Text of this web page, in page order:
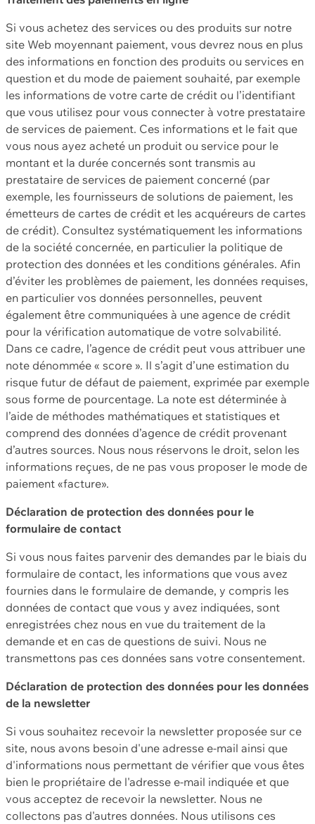
Si vous achetez des services ou des produits sur notre
site Web moyennant paiement, vous devrez nous en plus
des informations en fonction des produits ou services en
question et du mode de paiement souhaité, par exemple
les informations de votre carte de crédit ou l’identifiant
que vous utilisez pour vous connecter à votre prestataire
de services de paiement. Ces informations et le fait que
vous nous ayez acheté un produit ou service pour le
montant et la durée concernés sont transmis au
prestataire de services de paiement concerné (par
exemple, les fournisseurs de solutions de paiement, les
émetteurs de cartes de crédit et les acquéreurs de cartes
de crédit). Consultez systématiquement les informations
de la société concernée, en particulier la politique de
protection des données et les conditions générales. Afin
d’éviter les problèmes de paiement, les données requises,
en particulier vos données personnelles, peuvent
également être communiquées à une agence de crédit
pour la vérification automatique de votre solvabilité.
Dans ce cadre, l’agence de crédit peut vous attribuer une
note dénommée « score ». Il s’agit d’une estimation du
risque futur de défaut de paiement, exprimée par exemple
sous forme de pourcentage. La note est déterminée à
l’aide de méthodes mathématiques et statistiques et
comprend des données d’agence de crédit provenant
d’autres sources. Nous nous réservons le droit, selon les
informations reçues, de ne pas vous proposer le mode de
paiement «facture».
Déclaration de protection des données pour le
formulaire de contact
Si vous nous faites parvenir des demandes par le biais du
formulaire de contact, les informations que vous avez
fournies dans le formulaire de demande, y compris les
données de contact que vous y avez indiquées, sont
enregistrées chez nous en vue du traitement de la
demande et en cas de questions de suivi. Nous ne
transmettons pas ces données sans votre consentement.
Déclaration de protection des données pour les données
de la newsletter
Si vous souhaitez recevoir la newsletter proposée sur ce
site, nous avons besoin d'une adresse e-mail ainsi que
d'informations nous permettant de vérifier que vous êtes
bien le propriétaire de l'adresse e-mail indiquée et que
vous acceptez de recevoir la newsletter. Nous ne
collectons pas d'autres données. Nous utilisons ces